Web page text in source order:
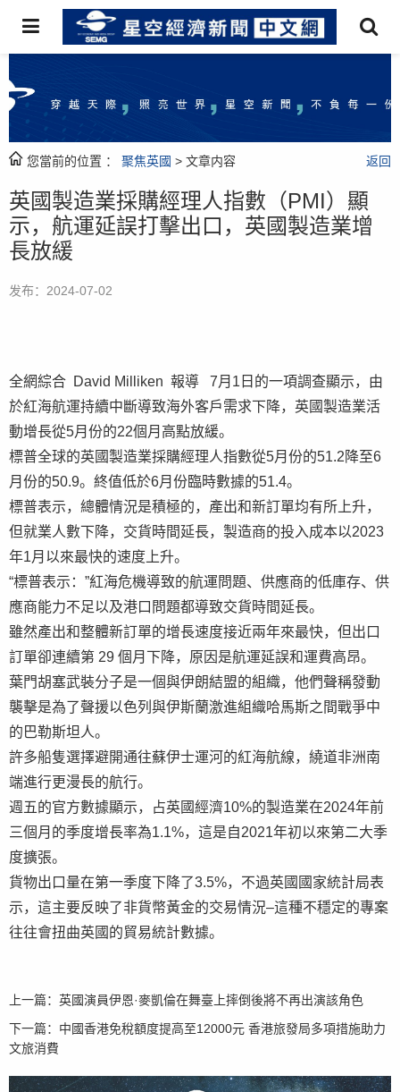
您當前的位置 ： 聚焦英國 > 文章内容 返回
英國製造業採購經理人指數（PMI）顯
示，航運延誤打擊出口，英國製造業增
長放緩
发布：2024-07-02
全網綜合 David Milliken 報導 7月1日的一項調查顯示，由
於紅海航運持續中斷導致海外客戶需求下降，英國製造業活
動增長從5月份的22個月高點放緩。
標普全球的英國製造業採購經理人指數從5月份的51.2降至6
月份的50.9。終值低於6月份臨時數據的51.4。
標普表示，總體情況是積極的，產出和新訂單均有所上升，
但就業人數下降，交貨時間延長，製造商的投入成本以2023
年1月以來最快的速度上升。
“標普表示：”紅海危機導致的航運問題、供應商的低庫存、供
應商能力不足以及港口問題都導致交貨時間延長。
雖然產出和整體新訂單的增長速度接近兩年來最快，但出口
訂單卻連續第 29 個月下降，原因是航運延誤和運費高昂。
葉門胡塞武裝分子是一個與伊朗結盟的組織，他們聲稱發動
襲擊是為了聲援以色列與伊斯蘭激進組織哈馬斯之間戰爭中
的巴勒斯坦人。
許多船隻選擇避開通往蘇伊士運河的紅海航線，繞道非洲南
端進行更漫長的航行。
週五的官方數據顯示，占英國經濟10%的製造業在2024年前
三個月的季度增長率為1.1%，這是自2021年初以來第二大季
度擴張。
貨物出口量在第一季度下降了3.5%，不過英國國家統計局表
示，這主要反映了非貨幣黃金的交易情況–這種不穩定的專案
往往會扭曲英國的貿易統計數據。
上一篇： 英國演員伊恩·麥凱倫在舞臺上摔倒後將不再出演該角色
下一篇： 中國香港免稅額度提高至12000元 香港旅發局多項措施助力
文旅消費